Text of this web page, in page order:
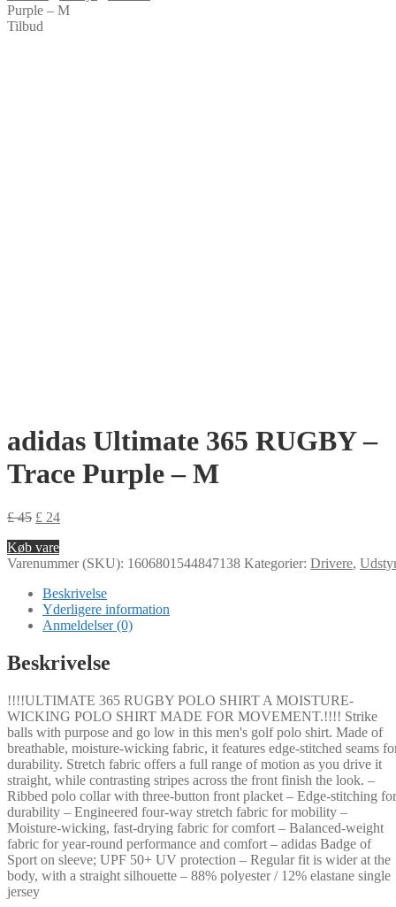
Purple – M
Tilbud
adidas Ultimate 365 RUGBY –
Trace Purple – M
£45 £ 24
Køb vare
Varenummer (SKU): 1606801544847138 Kategorier: Drivere,
Beskrivelse
Yderligere information
Anmeldelser (0)
Beskrivelse
!!!!ULTIMATE 365 RUGBY POLO SHIRT A MOISTURE-
WICKING POLO SHIRT MADE FOR MOVEMENT.!!!! Strike
balls with purpose and go low in this men's golf polo shirt. Made of
breathable, moisture-wicking fabric, it features edge-stitched seams
durability. Stretch fabric offers a full range of motion as you drive it
straight, while contrasting stripes across the front finish the look. –
Ribbed polo collar with three-button front placket – Edge-stitching for
durability – Engineered four-way stretch fabric for mobility –
Moisture-wicking, fast-drying fabric for comfort – Balanced-weight
fabric for year-round performance and comfort – adidas Badge of
Sport on sleeve; UPF 50+ UV protection – Regular fit is wider at the
body, with a straight silhouette – 88% polyester / 12% elastane single
jersey